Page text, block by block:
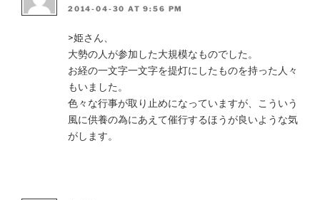
2014-04-30 AT 9:56 PM
>姫さん、
大勢の人が参加した大規模なものでした。
お経の一文字一文字を提灯にしたものを持った人々
もいました。
色々な行事が取り止めになっていますが、こういう
風に供養の為にあえて催行するほうが良いような気
がします。